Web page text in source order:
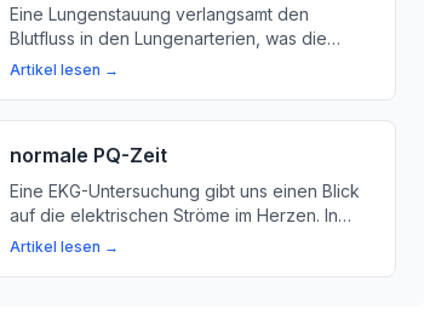
Eine Lungenstauung verlangsamt den
Blutfluss in den Lungenarterien, was die
Sauerstoffaufnahme im Körper behindert.
Artikel lesen →
normale PQ-Zeit
Eine EKG-Untersuchung gibt uns einen Blick
auf die elektrischen Ströme im Herzen. In
diesem Artikel erklären wir, was die PQ-Zeit
Artikel lesen →